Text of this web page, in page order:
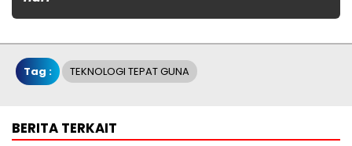
Tag : TEKNOLOGI TEPAT GUNA
BERITA TERKAIT